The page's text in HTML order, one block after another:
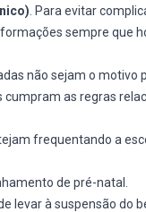
. Para evitar
sempre que
não sejam o motivo
as regras
frequentando a
de pré-natal.
levar à suspensão do